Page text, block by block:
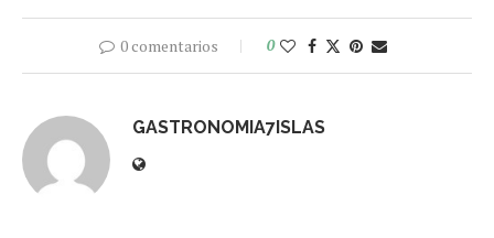
0 comentarios 0
GASTRONOMIA7ISLAS